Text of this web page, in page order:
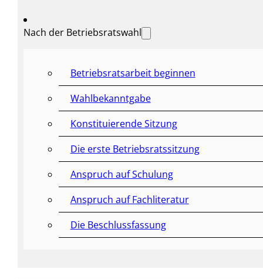
Nach der Betriebsratswahl
Betriebsratsarbeit beginnen
Wahlbekanntgabe
Konstituierende Sitzung
Die erste Betriebsratssitzung
Anspruch auf Schulung
Anspruch auf Fachliteratur
Die Beschlussfassung